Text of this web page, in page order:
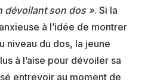
dévoilant son dos ». Si la
à l’idée de montrer
niveau du dos, la jeune
à l’aise pour dévoiler sa
entrevoir au moment de